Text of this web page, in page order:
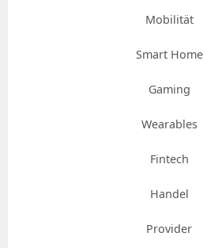
Mobilität
Smart Home
Gaming
Wearables
Fintech
Handel
Provider